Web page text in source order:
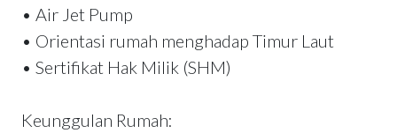
• Air Jet Pump
• Orientasi rumah menghadap Timur Laut
• Sertifikat Hak Milik (SHM)
Keunggulan Rumah: